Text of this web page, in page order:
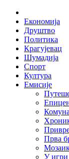
Skip
content
Економија
Друштво
Политика
Крагујевац
Шумадија
Спорт
Култура
Емисије
Прва
У игри